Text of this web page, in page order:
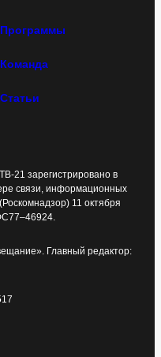
Программы
Команда
Статьи
21 зарегистрировано в
связи, информационных
11 октября
Главный редактор: